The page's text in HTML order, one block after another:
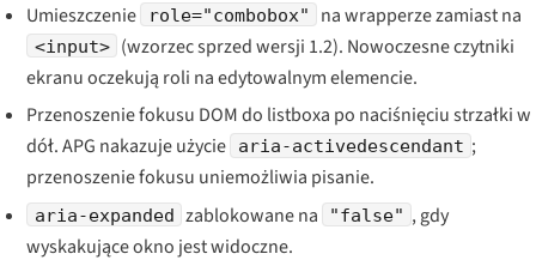
Umieszczenie role="combobox" na wrapperze zamiast na
<input>
(wzorzec sprzed wersji 1.2). Nowoczesne czytniki
ekranu oczekują roli na edytowalnym elemencie.
Przenoszenie fokusu DOM do listboxa po naciśnięciu strzałki w
dół. APG nakazuje użycie
aria-activedescendant ;
przenoszenie fokusu uniemożliwia pisanie.
aria-expanded zablokowane na "false" , gdy
wyskakujące okno jest widoczne.